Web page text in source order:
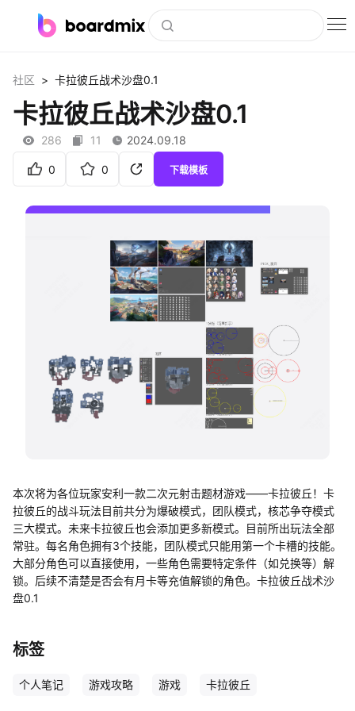
社区资源
下载
私有化部署
帮助中心
知识分享社区
社区 > 卡拉彼丘战术沙盘0.1
卡拉彼丘战术沙盘0.1
286 11 2024.09.18
0 0 下载模板
本次将为各位玩家安利一款二次元射击题材游戏——卡拉彼丘！卡
拉彼丘的战斗玩法目前共分为爆破模式，团队模式，核芯争夺模式
三大模式。未来卡拉彼丘也会添加更多新模式。目前所出玩法全部
常驻。每名角色拥有3个技能，团队模式只能用第一个卡槽的技能。
大部分角色可以直接使用，一些角色需要特定条件（如兑换等）解
锁。后续不清楚是否会有月卡等充值解锁的角色。卡拉彼丘战术沙
盘0.1
标签
个人笔记 游戏攻略 游戏 卡拉彼丘